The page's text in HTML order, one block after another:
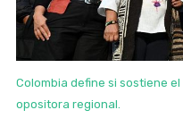
Colombia define si sostiene
opositora regional.